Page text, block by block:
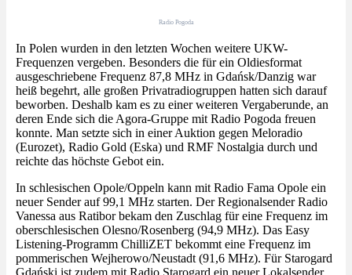
Radio Pogoda
In Polen wurden in den letzten Wochen weitere UKW-
Frequenzen vergeben. Besonders die für ein Oldiesformat
ausgeschriebene Frequenz 87,8 MHz in Gdańsk/Danzig war
heiß begehrt, alle großen Privatradiogruppen hatten sich darauf
beworben. Deshalb kam es zu einer weiteren Vergaberunde, an
deren Ende sich die Agora-Gruppe mit Radio Pogoda freuen
konnte. Man setzte sich in einer Auktion gegen Meloradio
(Eurozet), Radio Gold (Eska) und RMF Nostalgia durch und
reichte das höchste Gebot ein.
In schlesischen Opole/Oppeln kann mit Radio Fama Opole ein
neuer Sender auf 99,1 MHz starten. Der Regionalsender Radio
Vanessa aus Ratibor bekam den Zuschlag für eine Frequenz im
oberschlesischen Olesno/Rosenberg (94,9 MHz). Das Easy
Listening-Programm ChilliZET bekommt eine Frequenz im
pommerischen Wejherowo/Neustadt (91,6 MHz). Für Starogard
Gdański ist zudem mit Radio Starogard ein neuer Lokalsender